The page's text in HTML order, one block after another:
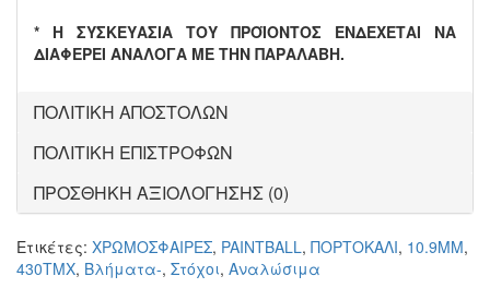
* Η ΣΥΣΚΕΥΑΣΙΑ ΤΟΥ ΠΡΟΪΟΝΤΟΣ ΕΝΔΕΧΕΤΑΙ ΝΑ
ΔΙΑΦΕΡΕΙ ΑΝΑΛΟΓΑ ΜΕ ΤΗΝ ΠΑΡΑΛΑΒΗ.
ΠΟΛΙΤΙΚΗ ΑΠΟΣΤΟΛΩΝ
ΠΟΛΙΤΙΚΗ ΕΠΙΣΤΡΟΦΩΝ
ΠΡΟΣΘΗΚΗ ΑΞΙΟΛΟΓΗΣΗΣ (0)
Ετικέτες: ΧΡΩΜΟΣΦΑΙΡΕΣ, PAINTBALL, ΠΟΡΤΟΚΑΛΙ, 10.9MM,
430ΤΜΧ, Βλήματα-, Στόχοι, Αναλώσιμα